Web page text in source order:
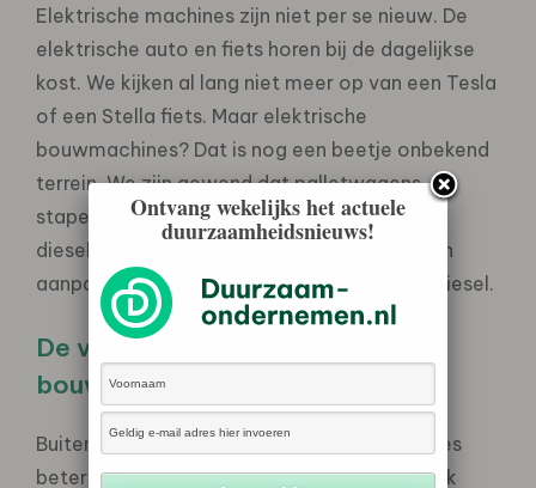
Elektrische machines zijn niet per se nieuw. De
elektrische auto en fiets horen bij de dagelijkse
kost. We kijken al lang niet meer op van een Tesla
of een Stella fiets. Maar elektrische
bouwmachines? Dat is nog een beetje onbekend
terrein. We zijn gewend dat palletwagens,
stapelaars en heftrucks afhankelijk zijn van
diesel. Maar als we het wat duurzamer willen
aanpakken, dan kan dat natuurlijk niet met diesel.
De voordelen van elektrische
bouwmachines
Buiten het feit dat elektrische bouwmachines
beter zijn voor het milieu, wil je natuurlijk ook
Ontvang wekelijks het actuele
duurzaamheidsnieuws!